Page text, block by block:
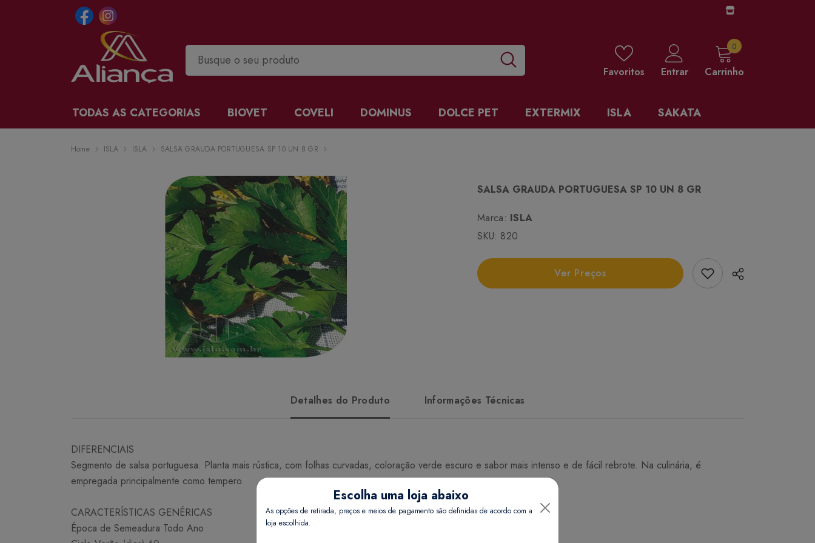
Favoritos Entrar Carrinho
00 items
TODAS AS CATEGORIAS BIOVET COVELI DOMINUS DOLCE PET EXTERMIX ISLA SAKATA
Home ISLA ISLA SALSA GRAUDA PORTUGUESA SP 10 UN 8 GR
SALSA GRAUDA PORTUGUESA SP 10 UN 8 GR
Marca: ISLA
SKU: 820
Ver Preços Add Favorito
Detalhes do Produto Informações Técnicas
DIFERENCIAIS
Segmento de salsa portuguesa. Planta mais rústica, com folhas curvadas, coloração verde escuro e sabor mais intenso e de fácil rebrote. Na culinária, é
empregada principalmente como tempero.
CARACTERÍSTICAS GENÉRICAS
Época de Semeadura Todo Ano
Escolha uma loja abaixo
As opções de retirada, preços e meios de pagamento são definidas de acordo com a
loja escolhida.